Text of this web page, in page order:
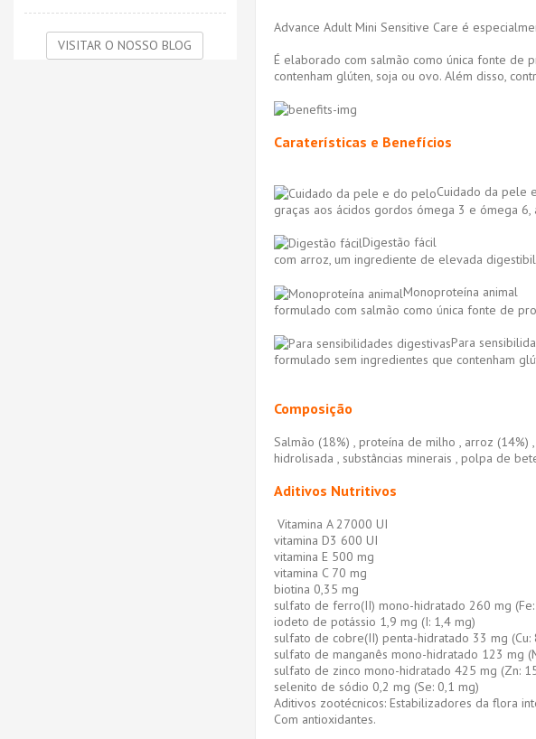
Advance Adult Mini Sensitive Care é
É elaborado com salmão como única fonte de
contenham glúten, soja ou ovo. Além disso,
Caraterísticas e Benefícios
Cuidado da pele
graças aos ácidos gordos ómega 3 e ómega 6,
Digestão fácil
com arroz, um ingrediente de elevada
Monoproteína animal
formulado com salmão como única fonte de
Para
formulado sem ingredientes que contenham
Composição
Salmão (18%) , proteína de milho , arroz
hidrolisada , substâncias minerais , polpa de
Aditivos Nutritivos
Vitamina A 27000 UI
vitamina D3 600 UI
vitamina E 500 mg
vitamina C 70 mg
biotina 0,35 mg
sulfato de ferro(II) mono-hidratado 260 mg
iodeto de potássio 1,9 mg (I: 1,4 mg)
sulfato de cobre(II) penta-hidratado 33 mg (Cu:
sulfato de manganês mono-hidratado 123 mg
sulfato de zinco mono-hidratado 425 mg (Zn:
selenito de sódio 0,2 mg (Se: 0,1 mg)
Aditivos zootécnicos: Estabilizadores da flora
Com antioxidantes.
VISITAR O NOSSO BLOG